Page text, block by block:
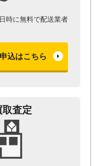
時に無料で配送業者
込はこちら
取査定